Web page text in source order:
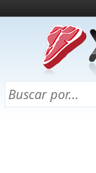
¿Qué es esto?
Directorio
Chuletas para exámenes